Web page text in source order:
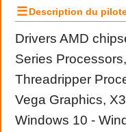
☰Description du
Drivers AMD
Series
Threadripper
Vega Graphics,
Windows 10 -